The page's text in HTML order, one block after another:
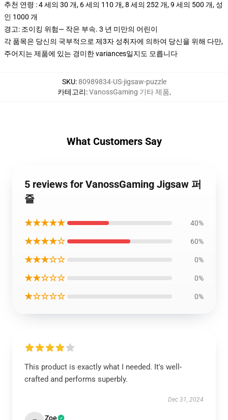
추천 연령 : 4 세의 30 개, 6 세의 110 개, 8 세의 252 개, 9 세의 500 개, 성
인 1000 개
경고: 조이킹 위험— 작은 부속. 3 년 미만의 어린이
각 품목은 당신의 국부적으로 제3자 성취자에 의하여 당신을 위해 다만,
주어지는 제품에 있는 경미한 variances일지도 모릅니다
SKU:80989834-US-jigsaw-puzzle
카테고리:VanossGaming 기타 제품,
What Customers Say
5 reviews for VanossGaming Jigsaw 퍼
즐
★★★★★ 40%
★★★★☆ 60%
★★★☆☆ 0%
★★☆☆☆ 0%
★☆☆☆☆ 0%
This product is exactly what I needed. It's well-
crafted and performs superbly.
Dec 31, 2024
Zoe